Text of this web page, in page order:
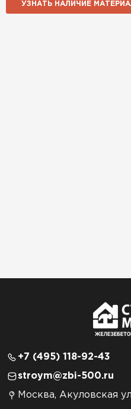
УЗНАТЬ НАЛИЧИЕ
+7 (495) 118-92-43
stroym@zbi-500.ru
Москва, Акуловская